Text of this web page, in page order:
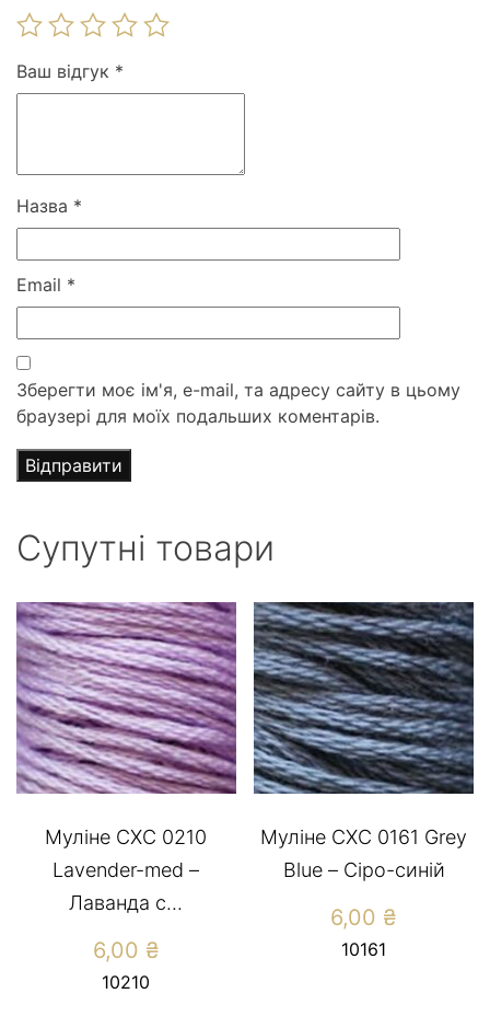
Ваш відгук *
Назва *
Email *
Зберегти моє ім'я, e-mail, та адресу сайту в цьому
браузері для моїх подальших коментарів.
Супутні товари
Муліне СХС 0210
Lavender-med –
Лаванда с...
6,00 ₴
10210
Муліне СХС 0161 Grey
Blue – Сіро-синій
6,00 ₴
10161